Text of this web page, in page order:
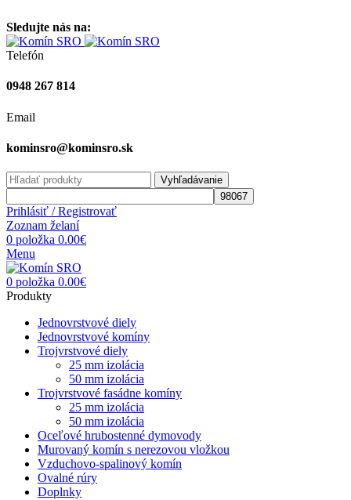
Sledujte nás na:
Telefón
0948 267 814
Email
kominsro@kominsro.sk
Vyhľadávanie
Prihlásiť / Registrovať
Zoznam želaní
0 položka 0.00€
Menu
0 položka 0.00€
Produkty
Jednovrstvové diely
Jednovrstvové komíny
Trojvrstvové diely
25 mm izolácia
50 mm izolácia
Trojvrstvové fasádne komíny
25 mm izolácia
50 mm izolácia
Oceľové hrubostenné dymovody
Murovaný komín s nerezovou vložkou
Vzduchovo-spalinový komín
Ovalné rúry
Doplnky